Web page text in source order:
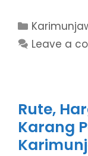
Categories
Leave a
Rute,
Karang